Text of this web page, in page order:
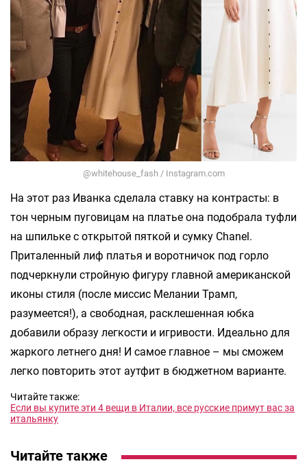
@whitehouse_fash / Instagram.com
На этот раз Иванка сделала ставку на контрасты: в
тон черным пуговицам на платье она подобрала туфли
на шпильке с открытой пяткой и сумку Chanel.
Приталенный лиф платья и воротничок под горло
подчеркнули стройную фигуру главной американской
иконы стиля (после миссис Мелании Трамп,
разумеется!), а свободная, расклешенная юбка
добавили образу легкости и игривости. Идеально для
жаркого летнего дня! И самое главное – мы сможем
легко повторить этот аутфит в бюджетном варианте.
Читайте также:
Если вы купите эти 4 вещи в Италии, все русские примут вас за
итальянку
Читайте также